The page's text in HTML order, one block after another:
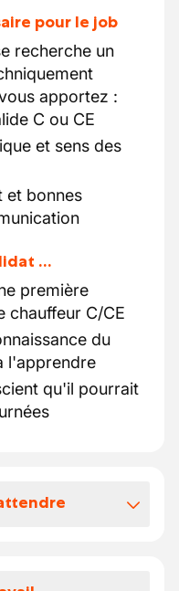
pour le job
recherche un
apportez :
C ou CE
et sens des
et bonnes
…
première
chauffeur C/CE
du
l'apprendre
qu'il pourrait